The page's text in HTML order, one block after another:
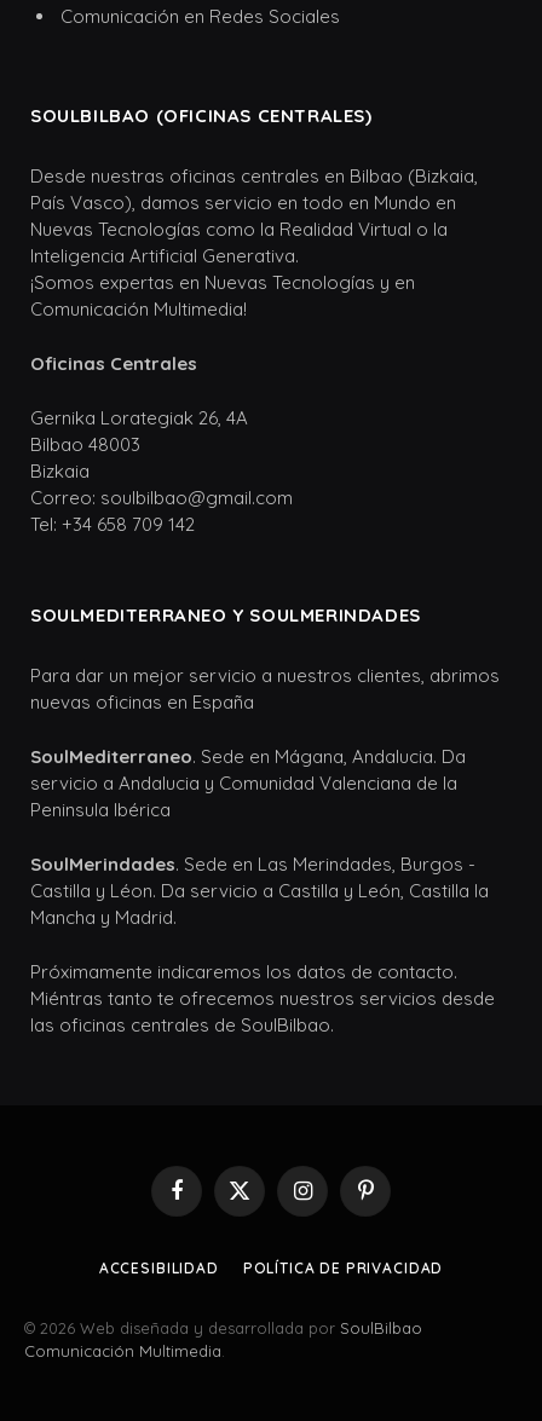
Comunicación en Redes Sociales
SOULBILBAO (OFICINAS CENTRALES)
Desde nuestras oficinas centrales en Bilbao (Bizkaia,
País Vasco), damos servicio en todo en Mundo en
Nuevas Tecnologías como la Realidad Virtual o la
Inteligencia Artificial Generativa.
¡Somos expertas en Nuevas Tecnologías y en
Comunicación Multimedia!
Oficinas Centrales
Gernika Lorategiak 26, 4A
Bilbao 48003
Bizkaia
Correo: soulbilbao@gmail.com
Tel: +34 658 709 142
SOULMEDITERRANEO Y SOULMERINDADES
Para dar un mejor servicio a nuestros clientes, abrimos
nuevas oficinas en España
SoulMediterraneo. Sede en Mágana, Andalucia. Da
servicio a Andalucia y Comunidad Valenciana de la
Peninsula Ibérica
SoulMerindades. Sede en Las Merindades, Burgos -
Castilla y Léon. Da servicio a Castilla y León, Castilla la
Mancha y Madrid.
Próximamente indicaremos los datos de contacto.
Miéntras tanto te ofrecemos nuestros servicios desde
las oficinas centrales de SoulBilbao.
Facebook
X
(Twitter)
InstagramPinterest
ACCESIBILIDAD POLÍTICA DE PRIVACIDAD
© 2026 Web diseñada y desarrollada por SoulBilbao
Comunicación Multimedia